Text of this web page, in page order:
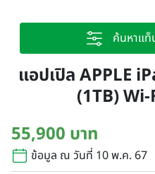
ค้นหาแท็
แอปเปิล APPLE
(1TB)
55,900 บาท
ข้อมูล ณ วันที่ 10 พ.ค. 67